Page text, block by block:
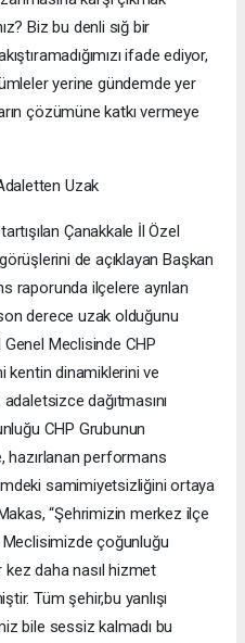
Biz bu denli sığ bir
ifade ediyor,
yerine gündemde yer
çözümüne katkı vermeye
Uzak
Çanakkale İl Özel
de açıklayan Başkan
raporunda ilçelere ayrılan
derece uzak olduğunu
Meclisinde CHP
kentin dinamiklerini ve
dağıtmasını
CHP Grubunun
hazırlanan performans
samimiyetsizliğini ortaya
“Şehrimizin merkez ilçe
çoğunluğu
kez daha nasıl hizmet
Tüm şehir,bu yanlışı
bile sessiz kalmadı bu